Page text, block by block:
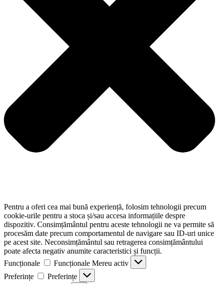
Pentru a oferi cea mai bună experiență, folosim tehnologii precum
cookie-urile pentru a stoca și/sau accesa informațiile despre
dispozitiv. Consimțământul pentru aceste tehnologii ne va permite să
procesăm date precum comportamentul de navigare sau ID-uri unice
pe acest site. Neconsimțământul sau retragerea consimțământului
poate afecta negativ anumite caracteristici și funcții.
Funcționale
Funcționale Mereu activ
Preferințe
Preferințe